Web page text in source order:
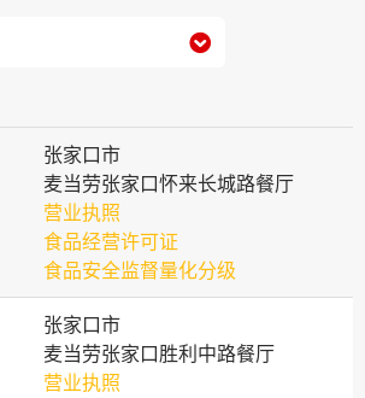

张家口市
麦当劳张家口怀来长城路餐厅
营业执照
食品经营许可证
食品安全监督量化分级
张家口市
麦当劳张家口胜利中路餐厅
营业执照